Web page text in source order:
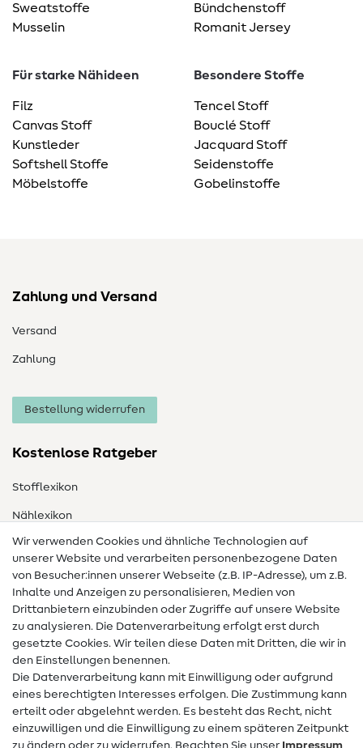
Sweatstoffe
Musselin
Bündchenstoff
Romanit Jersey
Für starke Nähideen
Filz
Canvas Stoff
Kunstleder
Softshell Stoffe
Möbelstoffe
Besondere Stoffe
Tencel Stoff
Bouclé Stoff
Jacquard Stoff
Seidenstoffe
Gobelinstoffe
Zahlung und Versand
Versand
Zahlung
Bestellung widerrufen
Kostenlose Ratgeber
Stofflexikon
Nählexikon
Nähanleitungen
Hilfe & Kontakt
Kontakt
Infos zum Betreiberwechsel
FAQ
Widerrufsrecht
Beliebt
Wir verwenden Cookies und ähnliche Technologien auf
unserer Website und verarbeiten personenbezogene Daten
von Besucher:innen unserer Webseite (z.B. IP-Adresse), um z.B.
Inhalte und Anzeigen zu personalisieren, Medien von
Drittanbietern einzubinden oder Zugriffe auf unsere Website
zu analysieren. Die Datenverarbeitung erfolgt erst durch
gesetzte Cookies. Wir teilen diese Daten mit Dritten, die wir in
den Einstellungen benennen.
Die Datenverarbeitung kann mit Einwilligung oder aufgrund
eines berechtigten Interesses erfolgen. Die Zustimmung kann
erteilt oder abgelehnt werden. Es besteht das Recht, nicht
einzuwilligen und die Einwilligung zu einem späteren Zeitpunkt
zu ändern oder zu widerrufen. Beachten Sie unser Impressum